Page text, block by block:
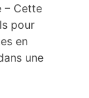
– Cette
pour
en
une